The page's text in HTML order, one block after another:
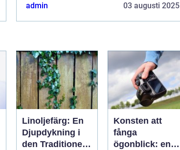
admin 03 augusti 2025
Linoljefärg: En
Djupdykning i
den Traditionella
Konsten att
fånga
ögonblick: en